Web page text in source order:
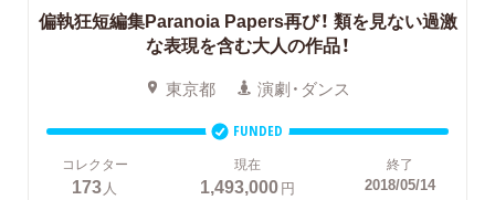
偏執狂短編集Paranoia Papers再び！ 類を見ない過激
な表現を含む大人の作品！
東京都 演劇・ダンス
FUNDED
コレクター
173人
現在
1,493,000円
終了
2018/05/14